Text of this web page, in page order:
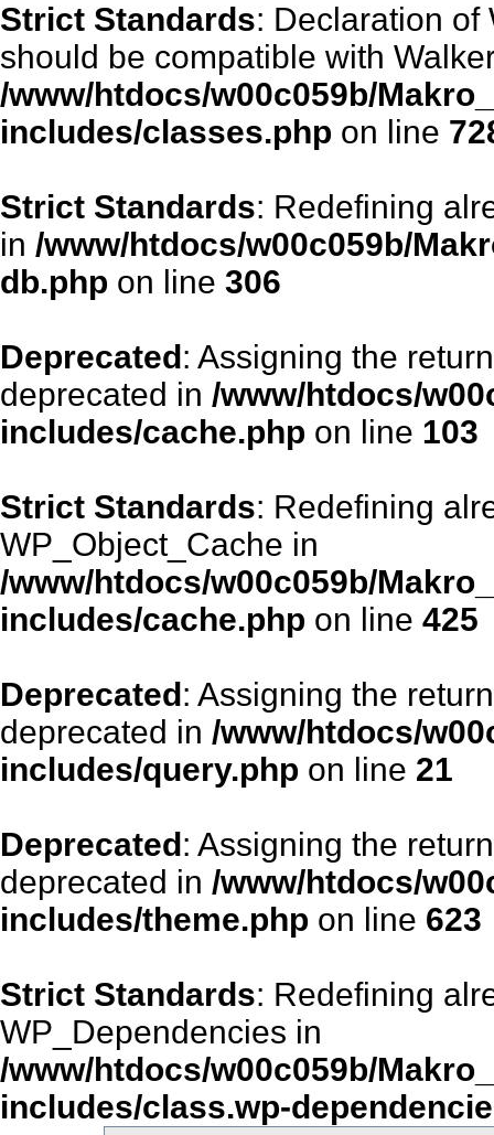
Strict Standards: Declaration of
should be compatible with
/www/htdocs/w00c059b/
includes/classes.php on line
Strict Standards: Redefining
in /www/htdocs/w00c059b/
db.php on line 306
Deprecated: Assigning the
deprecated in /www/htdocs/
includes/cache.php on line 103
Strict Standards: Redefining
WP_Object_Cache in
/www/htdocs/w00c059b/
includes/cache.php on line 425
Deprecated: Assigning the
deprecated in /www/htdocs/
includes/query.php on line 21
Deprecated: Assigning the
deprecated in /www/htdocs/
includes/theme.php on line 623
Strict Standards: Redefining
WP_Dependencies in
/www/htdocs/w00c059b/
includes/class.wp-